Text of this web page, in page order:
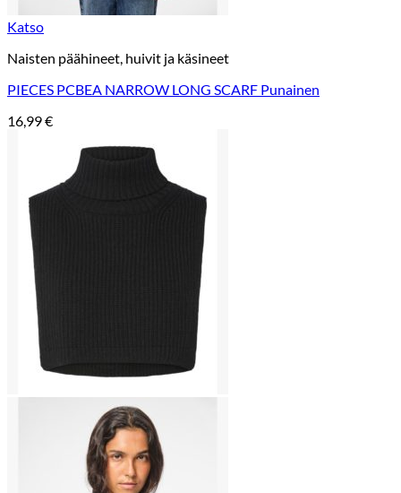
Katso
Naisten päähineet, huivit ja käsineet
PIECES PCBEA NARROW LONG SCARF Punainen
16,99€